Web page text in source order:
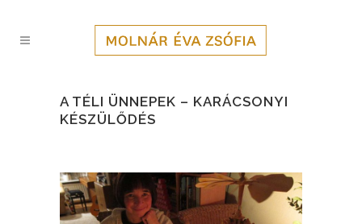
A TÉLI ÜNNEPEK – KARÁCSONYI
KÉSZÜLŐDÉS